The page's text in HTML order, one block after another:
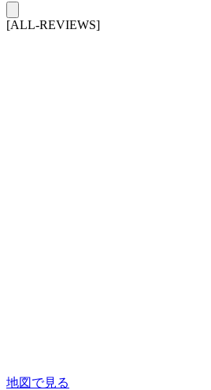
[ALL-REVIEWS]
地図で見る